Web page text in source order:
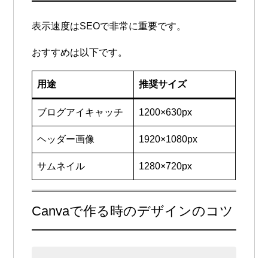
表示速度はSEOで非常に重要です。
おすすめは以下です。
用途 推奨サイズ
ブログアイキャッチ 1200×630px
ヘッダー画像 1920×1080px
サムネイル 1280×720px
Canvaで作る時のデザインのコツ